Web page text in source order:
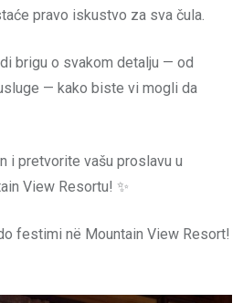
pravo iskustvo za sva čula.
brigu o svakom detalju — od
— kako biste vi mogli da
i pretvorite vašu proslavu u
View Resortu! ✨
festimi në Mountain View Resort!